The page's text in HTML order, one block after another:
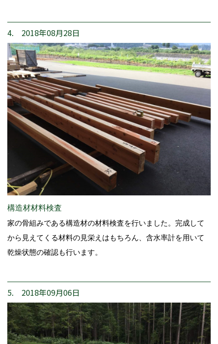
4. 2018年08月28日
構造材材料検査
家の骨組みである構造材の材料検査を行いました。完成して
から見えてくる材料の見栄えはもちろん、含水率計を用いて
乾燥状態の確認も行います。
5. 2018年09月06日